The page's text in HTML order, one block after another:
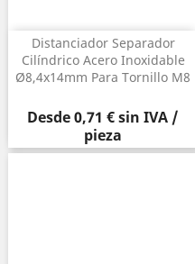
Distanciador Separador
Cilíndrico Acero Inoxidable
Ø8,4x14mm Para Tornillo M8
Precio
Desde0,71 €sin IVA /
pieza